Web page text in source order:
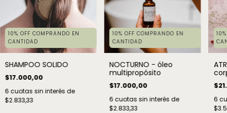
10% OFF COMPRANDO EN
CANTIDAD
SHAMPOO SOLIDO
$17.000,00
6 cuotas sin interés de
$2.833,33
10% OFF COMPRANDO EN
CANTIDAD
NOCTURNO - óleo
multipropósito
$17.000,00
6 cuotas sin interés de
$2.833,33
6